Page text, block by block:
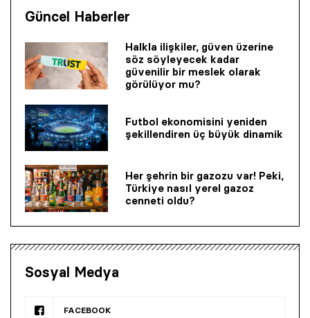
Güncel Haberler
Halkla ilişkiler, güven üzerine
söz söyleyecek kadar
güvenilir bir mes­lek olarak
görülüyor mu?
Futbol ekonomisini yeniden
şekillendiren üç büyük dinamik
Her şehrin bir gazozu var! Peki,
Türkiye nasıl yerel gazoz
cenneti oldu?
Sosyal Medya
FACEBOOK